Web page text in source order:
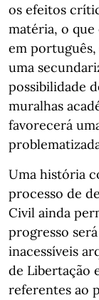
os efeitos
matéria, o que
em
uma
possibilidade
muralhas
favorecerá
Uma história
processo de
Civil ainda
progresso
inacessíveis
de Libertação
referentes ao